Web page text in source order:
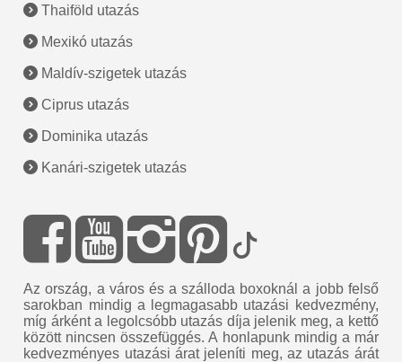
Thaiföld utazás
Mexikó utazás
Maldív-szigetek utazás
Ciprus utazás
Dominika utazás
Kanári-szigetek utazás
Az ország, a város és a szálloda boxoknál a jobb felső
sarokban mindig a legmagasabb utazási kedvezmény,
míg árként a legolcsóbb utazás díja jelenik meg, a kettő
között nincsen összefüggés. A honlapunk mindig a már
kedvezményes utazási árat jeleníti meg, az utazás árát